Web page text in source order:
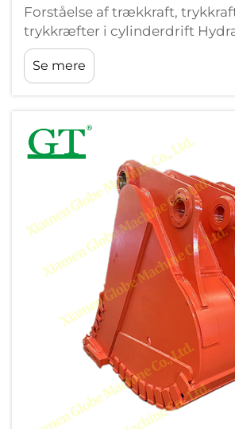
Forståelse af trækkraft,
trykkræfter i cylinderdrift
cylindresystemer er afhængige
kraftfordeling for at opnå
Trækkraft forlænger
Se mere